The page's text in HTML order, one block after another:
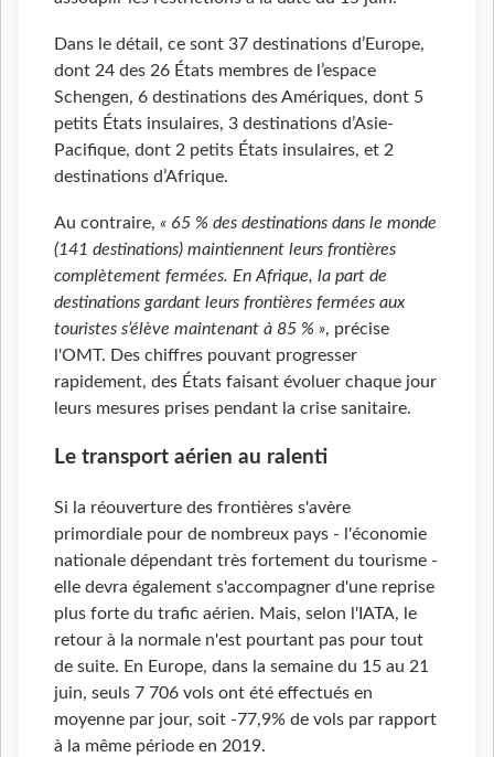
Dans le détail, ce sont 37 destinations d’Europe,
dont 24 des 26 États membres de l’espace
Schengen, 6 destinations des Amériques, dont 5
petits États insulaires, 3 destinations d’Asie-
Pacifique, dont 2 petits États insulaires, et 2
destinations d’Afrique.
Au contraire, « 65 % des destinations dans le monde
(141 destinations) maintiennent leurs frontières
complètement fermées. En Afrique, la part de
destinations gardant leurs frontières fermées aux
touristes s’élève maintenant à 85 % », précise
l'OMT. Des chiffres pouvant progresser
rapidement, des États faisant évoluer chaque jour
leurs mesures prises pendant la crise sanitaire.
Le transport aérien au ralenti
Si la réouverture des frontières s'avère
primordiale pour de nombreux pays - l'économie
nationale dépendant très fortement du tourisme -
elle devra également s'accompagner d'une reprise
plus forte du trafic aérien. Mais, selon l'IATA, le
retour à la normale n'est pourtant pas pour tout
de suite. En Europe, dans la semaine du 15 au 21
juin, seuls 7 706 vols ont été effectués en
moyenne par jour, soit -77,9% de vols par rapport
à la même période en 2019.